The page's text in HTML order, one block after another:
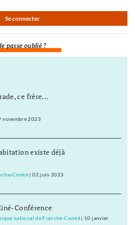
passe oublié ?
ce frère...
novembre 2023
existe déjà
Comté |02 juin 2023
Conférence
national de Franche-Comté| 10 janvier